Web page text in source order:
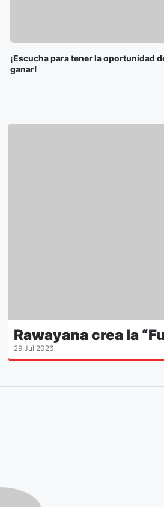
¡Escucha para tener la oportunidad
ganar!
Rawayana crea la
29 Jul 2026